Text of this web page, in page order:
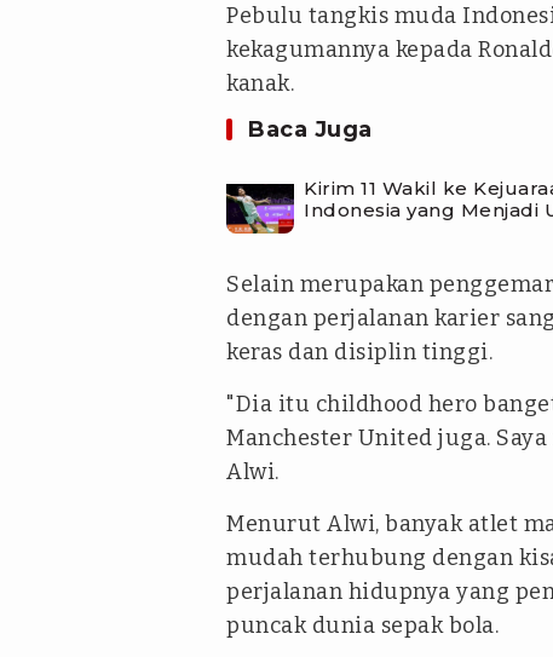
Pebulu tangkis muda
kekagumannya kepada
kanak.
Baca Juga
Kirim 11 Wakil ke
Indonesia yang Menjadi
Selain merupakan
dengan perjalanan karier
keras dan disiplin tinggi.
"Dia itu childhood hero
Manchester United juga.
Alwi.
Menurut Alwi, banyak atlet
mudah terhubung dengan
perjalanan hidupnya yang
puncak dunia sepak bola.